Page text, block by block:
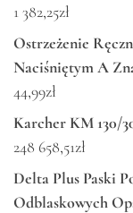
1 382,25zł
Ostrzeżenie
Naciśniętym A
44,99zł
Karcher KM 130/
248 658,51zł
Delta Plus Paski
Odblaskowych